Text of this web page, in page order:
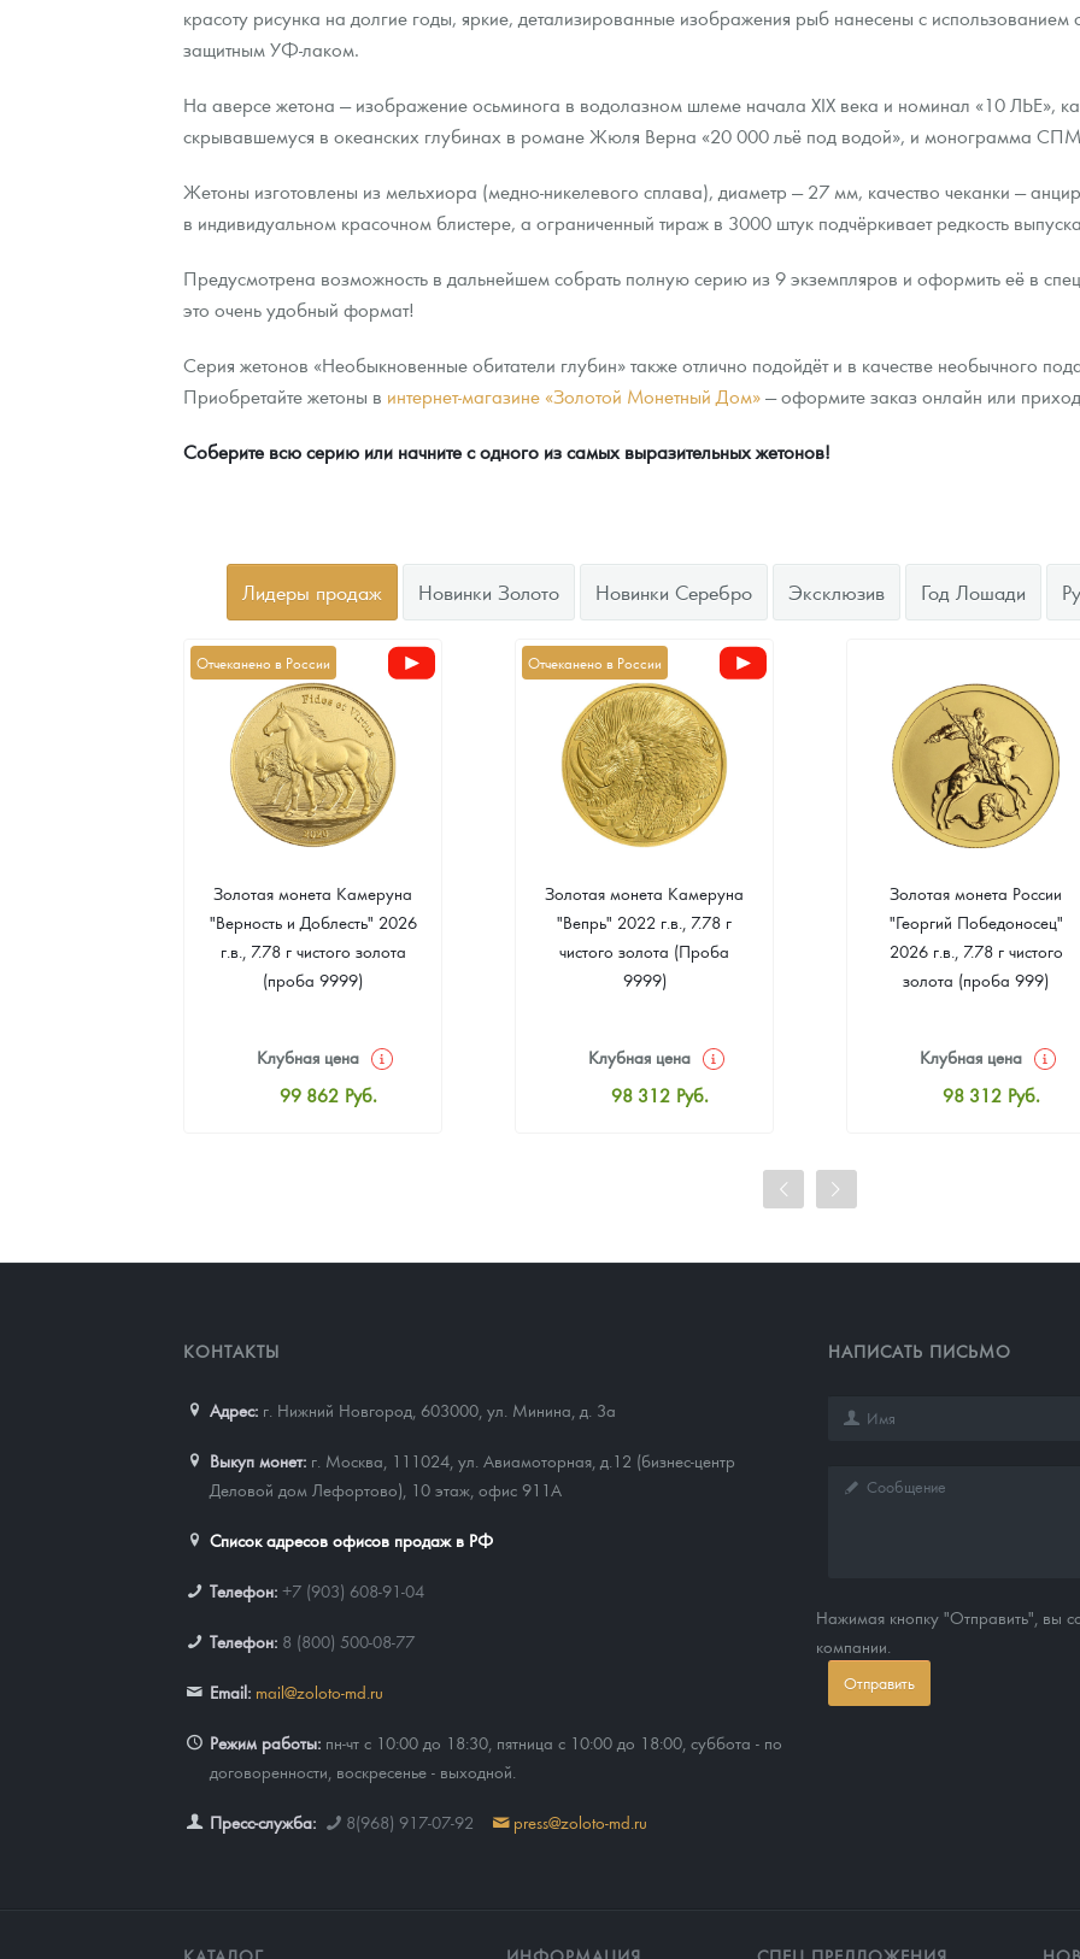
красоту рисунка на долгие годы, яркие, детализированные изображения рыб нанесены с использованием
защитным УФ-лаком.
На аверсе жетона — изображение осьминога в водолазном шлеме начала XIX века и номинал «10 ЛЬЕ»,
скрывавшемуся в океанских глубинах в романе Жюля Верна «20 000 льё под водой», и монограмма
Жетоны изготовлены из мельхиора (медно-никелевого сплава), диаметр — 27 мм, качество чеканки —
в индивидуальном красочном блистере, а ограниченный тираж в 3000 штук подчёркивает редкость
Предусмотрена возможность в дальнейшем собрать полную серию из 9 экземпляров и оформить её в
это очень удобный формат!
Серия жетонов «Необыкновенные обитатели глубин» также отлично подойдёт и в качестве необычного
Приобретайте жетоны в интернет-магазине «Золотой Монетный Дом»— оформите заказ онлайн или
Соберите всю серию или начните с одного из самых выразительных жетонов!
Лидеры продаж Новинки Золото Новинки Серебро Эксклюзив Год Лошади
Отчеканено в России
Золотая монета Камеруна
"Верность и Доблесть" 2026
г.в., 7.78 г чистого золота
(проба 9999)
Клубная цена
99 862 Руб.
Отчеканено в России
Золотая монета Камеруна
"Вепрь" 2022 г.в., 7.78 г
чистого золота (Проба
9999)
Клубная цена
98 312 Руб.
Золотая монета России
"Георгий Победоносец"
2026 г.в., 7.78 г чистого
золота (проба 999)
Клубная цена
98 312 Руб.
КОНТАКТЫ
Адрес: г. Нижний Новгород, 603000 ул. Минина, д. 3а
Выкуп монет: г. Москва, 111024, ул. Авиамоторная, д.12 (бизнес-центр
Деловой дом Лефортово), 10 этаж, офис 911А
Список адресов офисов продаж в РФ
Телефон: +7 (903) 608-91-04
Телефон: 8 (800) 500-08-77
Email: mail@zoloto-md.ru
Режим работы: пн-чт с 10:00 до 18:30, пятница с 10:00 до 18:00, суббота - по
договоренности, воскресенье - выходной.
Пресс-служба: 8(968) 917-07-92 press@zoloto-md.ru
НАПИСАТЬ ПИСЬМО
Нажимая кнопку "Отправить", вы
компании.
Отправить